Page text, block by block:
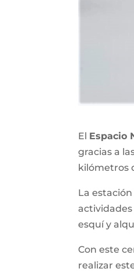
El Espacio
gracias a
kilómetros
La
esquí y
Con este
realizar